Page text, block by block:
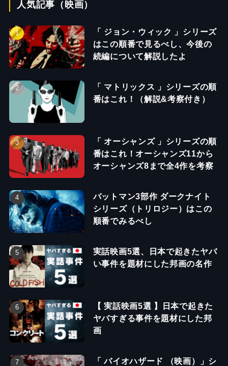
人気記事（映画）
「 ジョン・ウィック 」シリーズ
はこの順番で見るべし、今後の
続編について解説したよ
「 マトリックス 」シリーズの順
番はこれ！（解説&考察付き）
「 オーシャンズ 」シリーズの順
番はこれ！オーシャンズ11から
オーシャンズ8まで全4作を考察
バットマン3部作 ダークナイト
シリーズ（トリロジー）はこの
順番でみるべし
実話映画5選、日本で起きたヤバ
い事件を題材にした邦画の名作
【 実話映画5選 】日本で起きた
ヤバすぎる事件を題材にした邦
画
「 バイオハザード （映画）」シ